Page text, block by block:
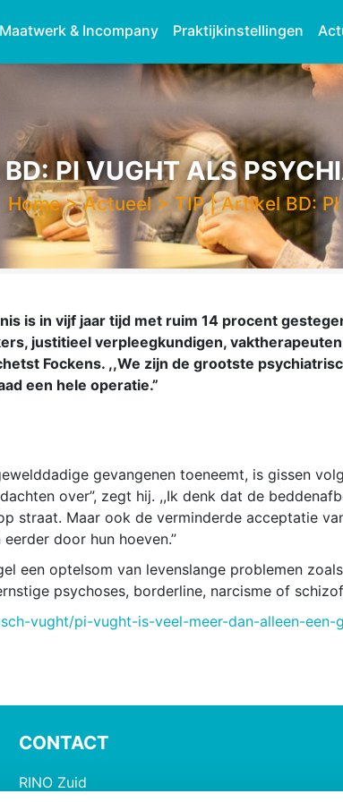
Maatwerk & Incompany Praktijkinstellingen
PI VUGHT ALS
Home>Actueel> TIP | Artikel BD:
is in vijf jaar tijd met ruim 14 procent
justitieel verpleegkundigen,
Fockens. ,,We zijn de grootste
een hele operatie.”
gevangenen toeneemt, is gissen
over”, zegt hij. ,,Ik denk dat de
straat. Maar ook de verminderde acceptatie
door hun hoeven.”
een optelsom van levenslange problemen
psychoses, borderline, narcisme of
vught/pi-vught-is-veel-meer-dan-alleen-
CONTACT
RINO Zuid